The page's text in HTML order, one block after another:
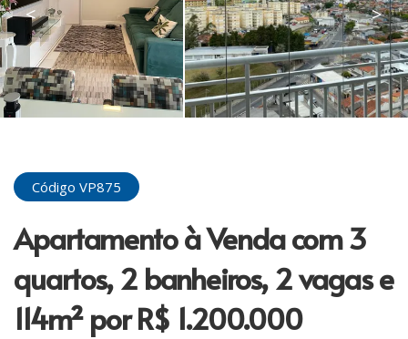
< >
Código VP875
Apartamento à Venda com 3
quartos, 2 banheiros, 2 vagas e
114m²por R$ 1.200.000